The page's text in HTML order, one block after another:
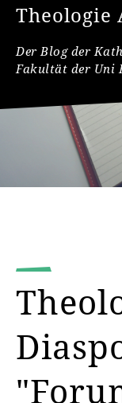
Theologie
Der Blog der
Fakultät der Uni